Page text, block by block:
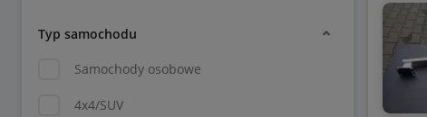
Typ samochodu
Samochody osobowe
4x4/SUV